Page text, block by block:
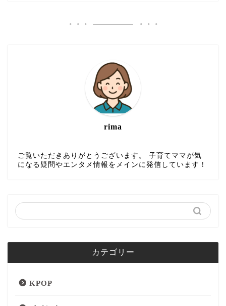
rima
ご覧いただきありがとうございます。 子育てママが気
になる疑問やエンタメ情報をメインに発信しています！
カテゴリー
KPOP